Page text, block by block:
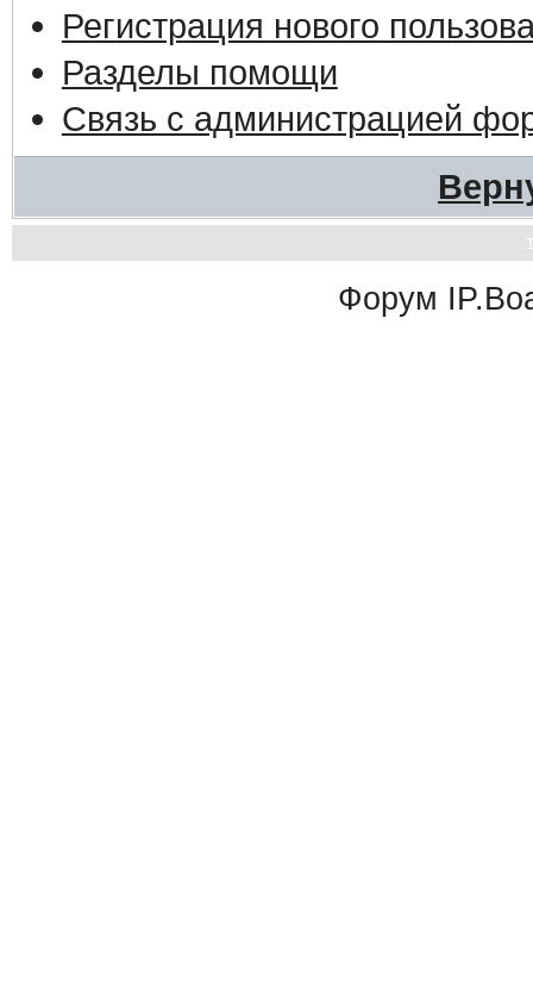
Регистрация нового
Разделы помощи
Связь с администрацией
Форум